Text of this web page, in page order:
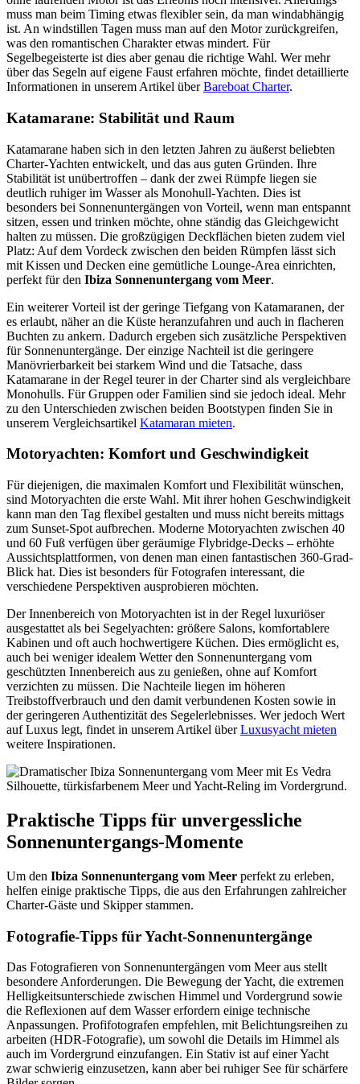
muss man beim Timing etwas flexibler sein, da man windabhängig
ist. An windstillen Tagen muss man auf den Motor zurückgreifen,
was den romantischen Charakter etwas mindert. Für
Segelbegeisterte ist dies aber genau die richtige Wahl. Wer mehr
über das Segeln auf eigene Faust erfahren möchte, findet detaillierte
Informationen in unserem Artikel überBareboat Charter.
Katamarane: Stabilität und Raum
Katamarane haben sich in den letzten Jahren zu äußerst beliebten
Charter-Yachten entwickelt, und das aus guten Gründen. Ihre
Stabilität ist unübertroffen – dank der zwei Rümpfe liegen sie
deutlich ruhiger im Wasser als Monohull-Yachten. Dies ist
besonders bei Sonnenuntergängen von Vorteil, wenn man entspannt
sitzen, essen und trinken möchte, ohne ständig das Gleichgewicht
halten zu müssen. Die großzügigen Deckflächen bieten zudem viel
Platz: Auf dem Vordeck zwischen den beiden Rümpfen lässt sich
mit Kissen und Decken eine gemütliche Lounge-Area einrichten,
perfekt für den Ibiza Sonnenuntergang vom Meer.
Ein weiterer Vorteil ist der geringe Tiefgang von Katamaranen, der
es erlaubt, näher an die Küste heranzufahren und auch in flacheren
Buchten zu ankern. Dadurch ergeben sich zusätzliche Perspektiven
für Sonnenuntergänge. Der einzige Nachteil ist die geringere
Manövrierbarkeit bei starkem Wind und die Tatsache, dass
Katamarane in der Regel teurer in der Charter sind als vergleichbare
Monohulls. Für Gruppen oder Familien sind sie jedoch ideal. Mehr
zu den Unterschieden zwischen beiden Bootstypen finden Sie in
unserem Vergleichsartikel Katamaran mieten.
Motoryachten: Komfort und Geschwindigkeit
Für diejenigen, die maximalen Komfort und Flexibilität wünschen,
sind Motoryachten die erste Wahl. Mit ihrer hohen Geschwindigkeit
kann man den Tag flexibel gestalten und muss nicht bereits mittags
zum Sunset-Spot aufbrechen. Moderne Motoryachten zwischen 40
und 60 Fuß verfügen über geräumige Flybridge-Decks – erhöhte
Aussichtsplattformen, von denen man einen fantastischen 360-Grad-
Blick hat. Dies ist besonders für Fotografen interessant, die
verschiedene Perspektiven ausprobieren möchten.
Der Innenbereich von Motoryachten ist in der Regel luxuriöser
ausgestattet als bei Segelyachten: größere Salons, komfortablere
Kabinen und oft auch hochwertigere Küchen. Dies ermöglicht es,
auch bei weniger idealem Wetter den Sonnenuntergang vom
geschützten Innenbereich aus zu genießen, ohne auf Komfort
verzichten zu müssen. Die Nachteile liegen im höheren
Treibstoffverbrauch und den damit verbundenen Kosten sowie in
der geringeren Authentizität des Segelerlebnisses. Wer jedoch Wert
auf Luxus legt, findet in unserem Artikel überLuxusyacht mieten
weitere Inspirationen.
Praktische Tipps für unvergessliche
Sonnenuntergangs-Momente
Um den Ibiza Sonnenuntergang vom Meer perfekt zu erleben,
helfen einige praktische Tipps, die aus den Erfahrungen zahlreicher
Charter-Gäste und Skipper stammen.
Fotografie-Tipps für Yacht-Sonnenuntergänge
Das Fotografieren von Sonnenuntergängen vom Meer aus stellt
besondere Anforderungen. Die Bewegung der Yacht, die extremen
Helligkeitsunterschiede zwischen Himmel und Vordergrund sowie
die Reflexionen auf dem Wasser erfordern einige technische
Anpassungen. Profifotografen empfehlen, mit Belichtungsreihen zu
arbeiten (HDR-Fotografie), um sowohl die Details im Himmel als
auch im Vordergrund einzufangen. Ein Stativ ist auf einer Yacht
zwar schwierig einzusetzen, kann aber bei ruhiger See für schärfere